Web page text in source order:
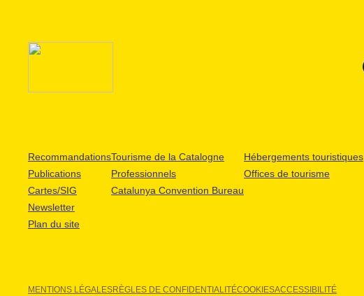
Recommandations
Publications
Cartes/SIG
Newsletter
Plan du site
Tourisme de la Catalogne
Professionnels
Catalunya Convention Bureau
Hébergements touristiques
Offices de tourisme
MENTIONS LÉGALESRÈGLES DE CONFIDENTIALITÉCOOKIESACCESSIBILITÉ